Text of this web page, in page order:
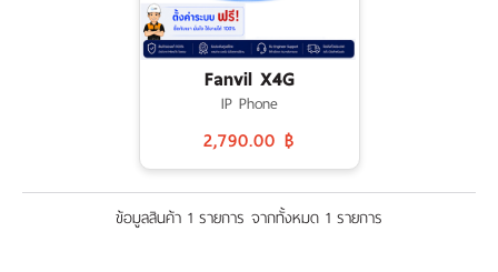
ประกัน
Fanvil X4G
IP Phone
2,790.00 ฿
ข้อมูลสินค้า 1 รายการ จากทั้งหมด 1 รายการ